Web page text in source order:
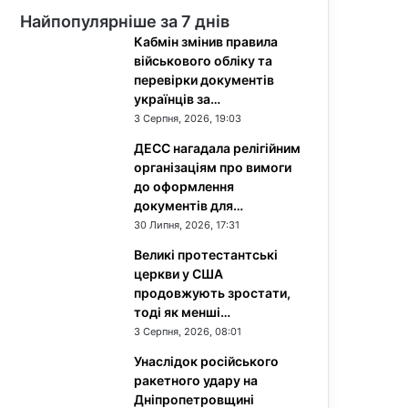
Найпопулярніше за 7 днів
Кабмін змінив правила
військового обліку та
перевірки документів
українців за…
3 Серпня, 2026, 19:03
ДЕСС нагадала релігійним
організаціям про вимоги
до оформлення
документів для…
30 Липня, 2026, 17:31
Великі протестантські
церкви у США
продовжують зростати,
тоді як менші…
3 Серпня, 2026, 08:01
Унаслідок російського
ракетного удару на
Дніпропетровщині